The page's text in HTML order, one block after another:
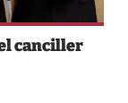
canciller